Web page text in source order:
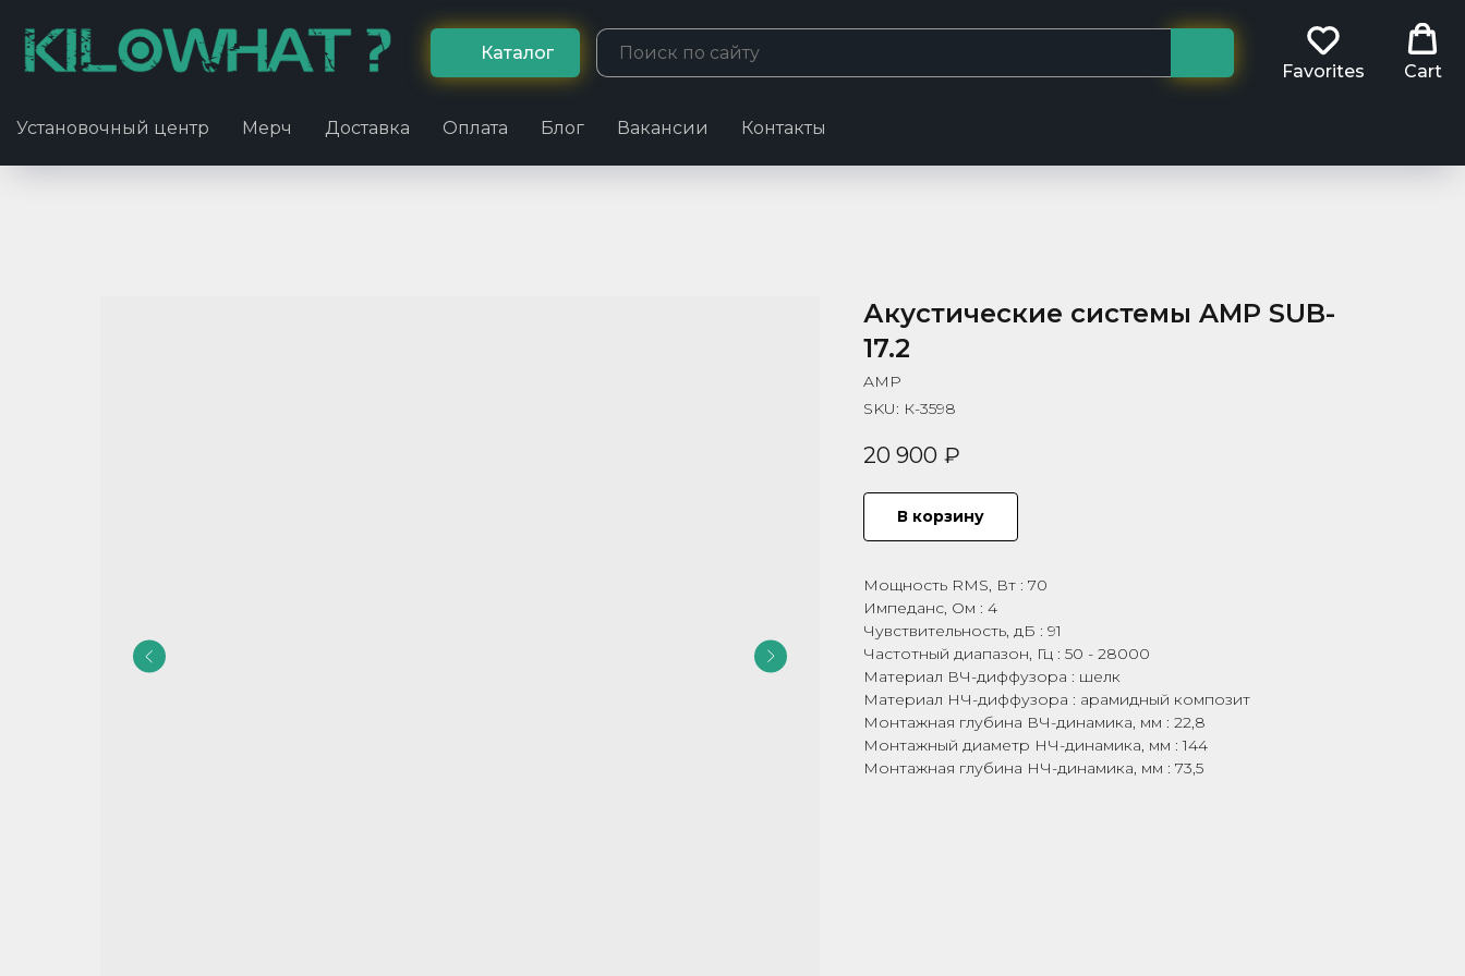
Каталог
Favorites
Cart
Установочный центр Мерч Доставка Оплата Блог Вакансии Контакты
Акустические системы AMP SUB-
17.2
AMP
SKU: К-3598
20 900 ₽
В корзину
Мощность RMS, Вт : 70
Импеданс, Ом : 4
Чувствительность, дБ : 91
Частотный диапазон, Гц : 50 - 28000
Материал ВЧ-диффузора : шелк
Материал НЧ-диффузора : арамидный композит
Монтажная глубина ВЧ-динамика, мм : 22,8
Монтажный диаметр НЧ-динамика, мм : 144
Монтажная глубина НЧ-динамика, мм : 73,5